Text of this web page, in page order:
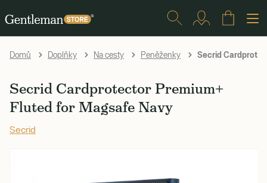
Domů Doplňky Na cesty Peněženky Secrid
Secrid Cardprotector Premium+
Fluted for Magsafe Navy
Secrid